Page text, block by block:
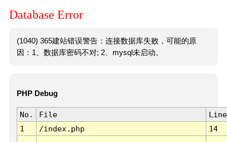
Database Error
(1040) 365建站错误警告：连接数据库失败，可能的原
因：1、数据库密码不对; 2、mysql未启动。
PHP Debug
No. File
Line
1
/index.php 14